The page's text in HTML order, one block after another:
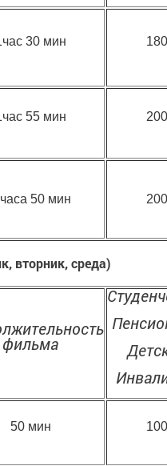
30 мин 180
55 мин 200
50 мин 200
вторник, среда)
фильма
50 мин 100